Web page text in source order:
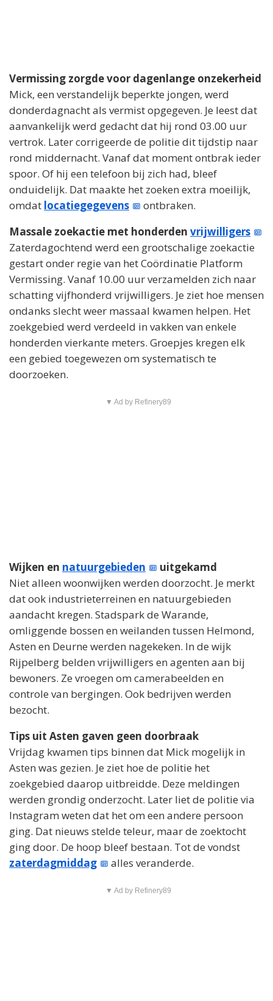
Vermissing zorgde voor dagenlange onzekerheid
Mick, een verstandelijk beperkte jongen, werd
donderdagnacht als vermist opgegeven. Je leest dat
aanvankelijk werd gedacht dat hij rond 03.00 uur
vertrok. Later corrigeerde de politie dit tijdstip naar
rond middernacht. Vanaf dat moment ontbrak ieder
spoor. Of hij een telefoon bij zich had, bleef
onduidelijk. Dat maakte het zoeken extra moeilijk,
omdat locatiegegevens
ontbraken.
Massale zoekactie met honderden vrijwilligers
Zaterdagochtend werd een grootschalige zoekactie
gestart onder regie van het Coördinatie Platform
Vermissing. Vanaf 10.00 uur verzamelden zich naar
schatting vijfhonderd vrijwilligers. Je ziet hoe mensen
ondanks slecht weer massaal kwamen helpen. Het
zoekgebied werd verdeeld in vakken van enkele
honderden vierkante meters. Groepjes kregen elk
een gebied toegewezen om systematisch te
doorzoeken.
▼ Ad by Refinery89
Wijken en natuurgebieden
uitgekamd
Niet alleen woonwijken werden doorzocht. Je merkt
dat ook industrieterreinen en natuurgebieden
aandacht kregen. Stadspark de Warande,
omliggende bossen en weilanden tussen Helmond,
Asten en Deurne werden nagekeken. In de wijk
Rijpelberg belden vrijwilligers en agenten aan bij
bewoners. Ze vroegen om camerabeelden en
controle van bergingen. Ook bedrijven werden
bezocht.
Tips uit Asten gaven geen doorbraak
Vrijdag kwamen tips binnen dat Mick mogelijk in
Asten was gezien. Je ziet hoe de politie het
zoekgebied daarop uitbreidde. Deze meldingen
werden grondig onderzocht. Later liet de politie via
Instagram weten dat het om een andere persoon
ging. Dat nieuws stelde teleur, maar de zoektocht
ging door. De hoop bleef bestaan. Tot de vondst
zaterdagmiddag
alles veranderde.
▼ Ad by Refinery89